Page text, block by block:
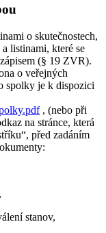
o skutečnostech,
listinami, které se
(§ 19 ZVR).
o veřejných
spolky je k dispozici
, (nebo při
na stránce, která
před zadáním
stanov,